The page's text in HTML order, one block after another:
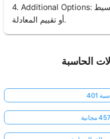
4. Additional Options: استكشف أي خيارات متاحة لتبسيط
أو تقييم المعادلة.
الحاسبة